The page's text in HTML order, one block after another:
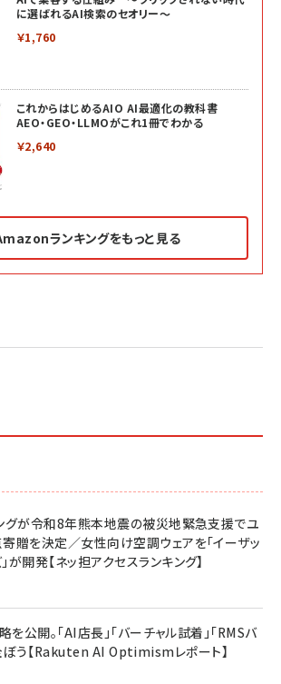
に選ばれるAI検索のセオリー～
￥1,760
これからはじめるAIO AI最適化の教科書
AEO・GEO・LLMOがこれ1冊でわかる
￥2,640
ランキングをもっと見る
億円を売り上げたプロが教える note×AI 最強の
さな会社は戦略が9割
1,815
ーケティングの真実 P&G・グリコで学んだ失敗
アンアン)2026/07/01号 No.2501[魅せる
アンアン)2026/06/24号 No.2500増刊
アンアン)2026/07/08号 No.2502[2026
後半、あなたの恋と運命／山田涼介]
880
マ投資家が育休中に１億貯めた株式投資
￥1,870
インキャピタル 企業価値向上力の秘密
な本質」
2,750
ィードバック経営 「沈黙の組織」から「高め合う
グが令和8年熊本地震の被災地緊急支援でユ
贈を決定／女性向け空調ウェアを「イーザッ
開発【ネッ担アクセスランキング】
を公開。「AI店長」「バーチャル試着」「RMSバ
ぼう【Rakuten AI Optimismレポート】